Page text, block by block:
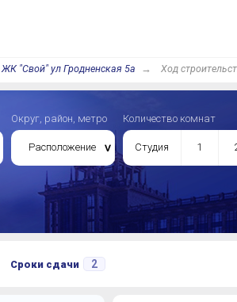
ЖК "Свой" ул Гродненская 5а Ход
Округ, район, метро
Расположение
Количество комнат
Студия 1
Сроки сдачи 2